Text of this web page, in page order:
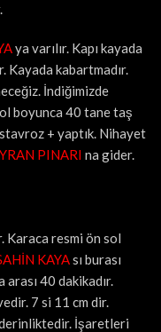
ya varılır. Kapı kayada
Kayada kabartmadır.
İndiğimizde
boyunca 40 tane taş
+ yaptık. Nihayet
PINARI na gider.
Karaca resmi ön sol
KAYAsı burası
arası 40 dakikadır.
7 si 11 cm dir.
İşaretleri